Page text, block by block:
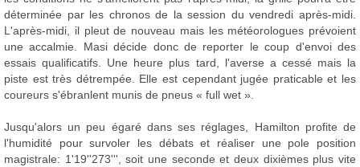
déterminée par les chronos de la session du vendredi après-midi.
L'après-midi, il pleut de nouveau mais les météorologues prévoient
une accalmie. Masi décide donc de reporter le coup d'envoi des
essais qualificatifs. Une heure plus tard, l'averse a cessé mais la
piste est très détrempée. Elle est cependant jugée praticable et les
coureurs s'ébranlent munis de pneus « full wet ».
Jusqu'alors un peu égaré dans ses réglages, Hamilton profite de
l'humidité pour survoler les débats et réaliser une pole position
magistrale: 1'19''273''', soit une seconde et deux dixièmes plus vite